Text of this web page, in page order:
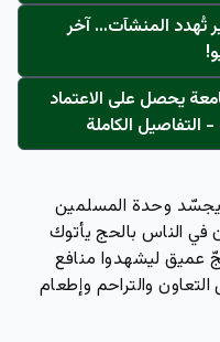
تُهدد المنشآت… آخر
يحصل على الاعتماد
يجسّد وحدة المسلمين
في الناس بالحج يأتوك
عميق ليشهدوا منافع
والتراحم وإطعام